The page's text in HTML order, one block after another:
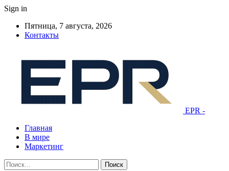
Sign in
Пятница, 7 августа, 2026
Контакты
EPR -
Главная
В мире
Маркетинг